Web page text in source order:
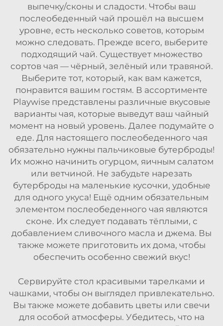
выпечку/сконы и сладости. Чтобы ваш
послеобеденный чай прошёл на высшем
уровне, есть несколько советов, которым
можно следовать. Прежде всего, выберите
подходящий чай. Существует множество
сортов чая — чёрный, зелёный или травяной.
Выберите тот, который, как вам кажется,
понравится вашим гостям. В ассортименте
Playwise представлены различные вкусовые
варианты чая, которые выведут ваш чайный
момент на новый уровень. Далее подумайте о
еде. Для настоящего послеобеденного чая
обязательно нужны пальчиковые бутерброды!
Их можно начинить огурцом, яичным салатом
или ветчиной. Не забудьте нарезать
бутерброды на маленькие кусочки, удобные
для одного укуса! Ещё одним обязательным
элементом послеобеденного чая являются
сконе. Их следует подавать тёплыми, с
добавлением сливочного масла и джема. Вы
также можете приготовить их дома, чтобы
обеспечить особенно свежий вкус!
Сервируйте стол красивыми тарелками и
чашками, чтобы он выглядел привлекательно.
Вы также можете добавить цветы или свечи
для особой атмосферы. Убедитесь, что на